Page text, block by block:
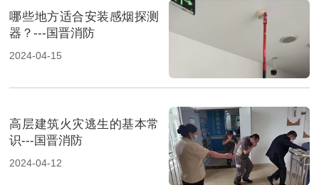
哪些地方适合安装感烟探测
器？---国晋消防
2024-04-15
高层建筑火灾逃生的基本常
识---国晋消防
2024-04-12